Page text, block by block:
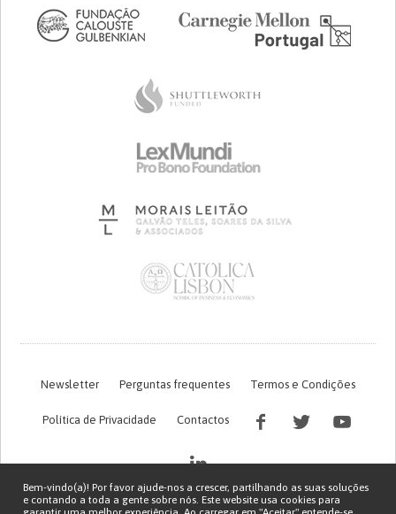
Newsletter Perguntas frequentes Termos e Condições
Política de Privacidade Contactos
Bem-vindo(a)! Por favor ajude-nos a crescer, partilhando as suas soluções
e contando a toda a gente sobre nós. Este website usa cookies para